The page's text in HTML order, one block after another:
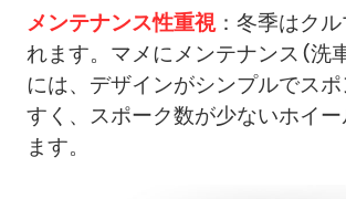
メンテナンス性重視：冬季はク
れます。マメにメンテナンス（洗
には、デザインがシンプルでス
すく、スポーク数が少ないホイー
ます。